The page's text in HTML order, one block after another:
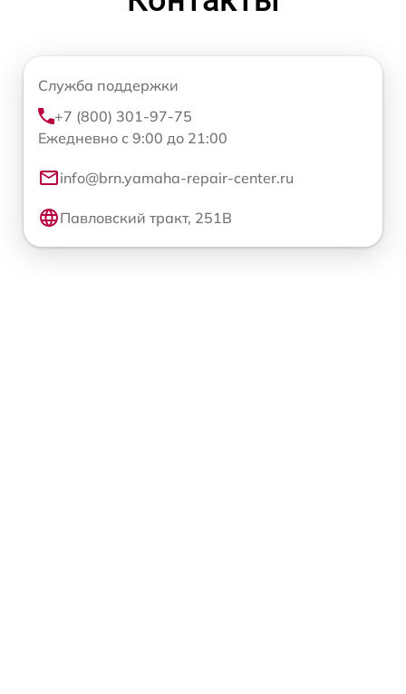
Служба поддержки
+7 (800) 301-97-75
Ежедневно с 9:00 до 21:00
info@brn.yamaha-repair-center.ru
Павловский тракт, 251В